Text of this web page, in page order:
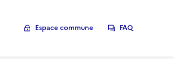
Espace commune FAQ